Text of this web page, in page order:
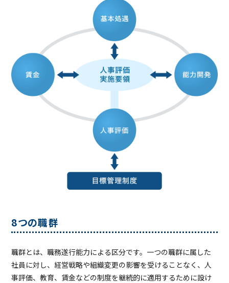
8つの職群
職群とは、職務遂行能力による区分です。一つの職群に属した
社員に対し、経営戦略や組織変更の影響を受けることなく、人
事評価、教育、賃金などの制度を継続的に適用するために設け